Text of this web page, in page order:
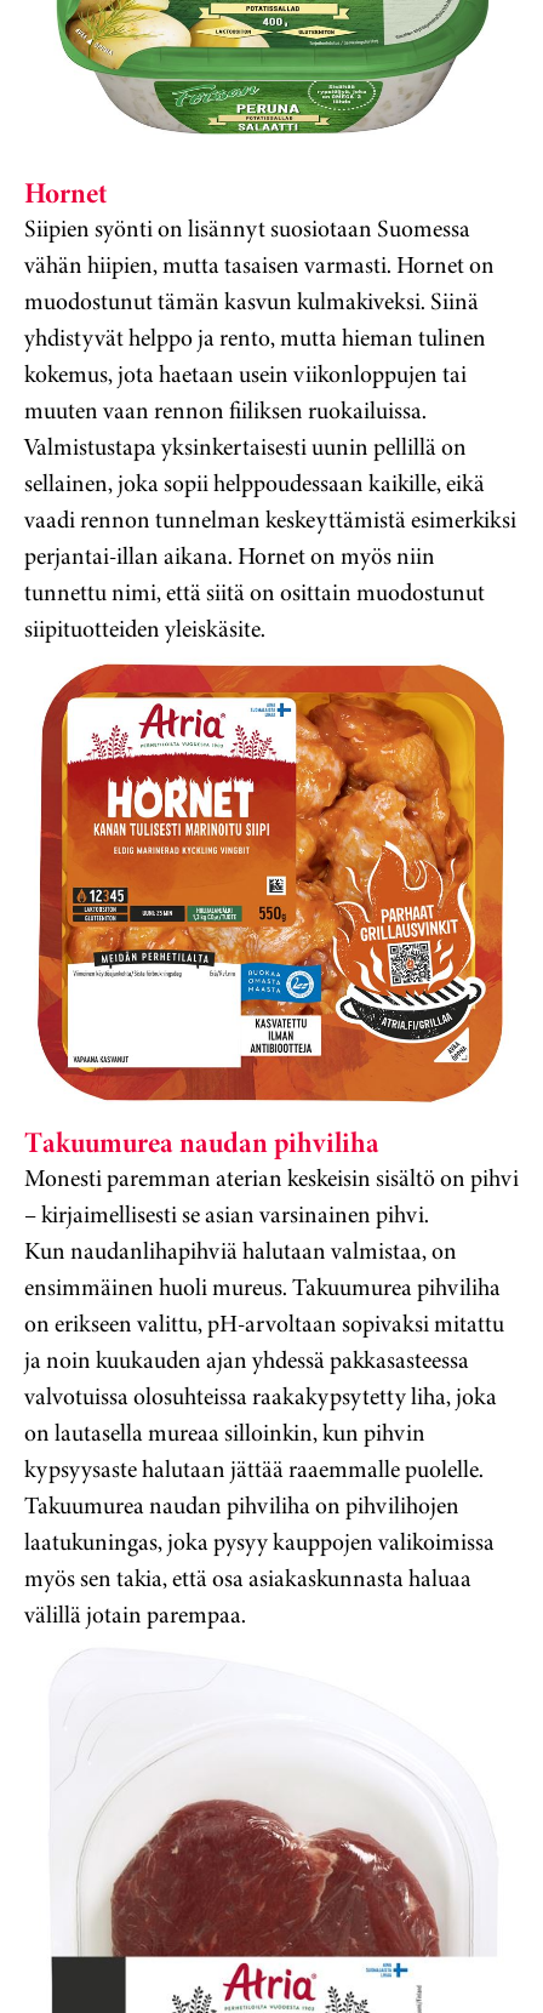
Hornet
Siipien syönti on lisännyt suosiotaan Suomessa
vähän hiipien, mutta tasaisen varmasti. Hornet on
muodostunut tämän kasvun kulmakiveksi. Siinä
yhdistyvät helppo ja rento, mutta hieman tulinen
kokemus, jota haetaan usein viikonloppujen tai
muuten vaan rennon fiiliksen ruokailuissa.
Valmistustapa yksinkertaisesti uunin pellillä on
sellainen, joka sopii helppoudessaan kaikille, eikä
vaadi rennon tunnelman keskeyttämistä esimerkiksi
perjantai-illan aikana. Hornet on myös niin
tunnettu nimi, että siitä on osittain muodostunut
siipituotteiden yleiskäsite.
Takuumurea naudan pihviliha
Monesti paremman aterian keskeisin sisältö on pihvi
– kirjaimellisesti se asian varsinainen pihvi.
Kun naudanlihapihviä halutaan valmistaa, on
ensimmäinen huoli mureus. Takuumurea pihviliha
on erikseen valittu, pH-arvoltaan sopivaksi mitattu
ja noin kuukauden ajan yhdessä pakkasasteessa
valvotuissa olosuhteissa raakakypsytetty liha, joka
on lautasella mureaa silloinkin, kun pihvin
kypsyysaste halutaan jättää raaemmalle puolelle.
Takuumurea naudan pihviliha on pihvilihojen
laatukuningas, joka pysyy kauppojen valikoimissa
myös sen takia, että osa asiakaskunnasta haluaa
välillä jotain parempaa.